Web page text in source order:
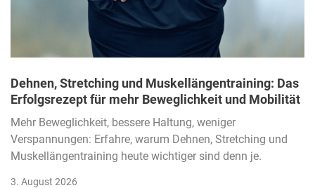
Dehnen, Stretching und Muskellängentraining: Das
Erfolgsrezept für mehr Beweglichkeit und Mobilität
Mehr Beweglichkeit, bessere Haltung, weniger
Verspannungen: Erfahre, warum Dehnen, Stretching und
Muskellängentraining heute wichtiger sind denn je.
3. August 2026